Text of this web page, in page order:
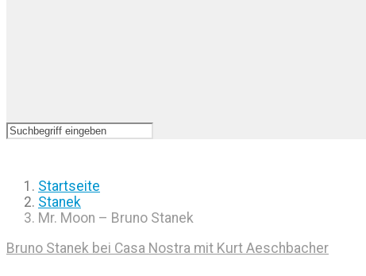
Startseite
Stanek
Mr. Moon – Bruno Stanek
Bruno Stanek bei Casa Nostra mit Kurt Aeschbacher